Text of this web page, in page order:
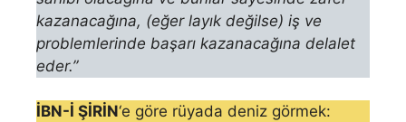
kazanacağına, (eğer layık değilse) iş ve
problemlerinde başarı kazanacağı­na delalet
eder.”
İBN-İ ŞİRİN‘e göre rüyada deniz görmek: